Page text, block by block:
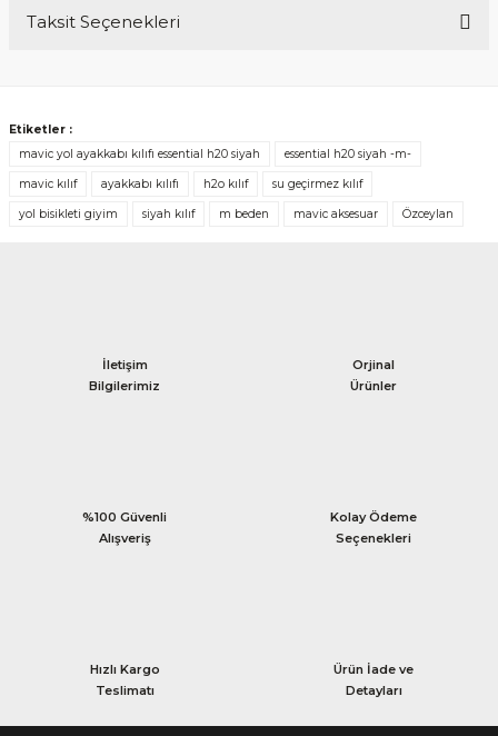
Taksit Seçenekleri
Etiketler :
mavic yol ayakkabı kılıfı essential h20 siyah
essential h20 siyah -m-
mavic kılıf ayakkabı kılıfı h2o kılıf su geçirmez kılıf
yol bisikleti giyim siyah kılıf m beden mavic aksesuar Özceylan
İletişim
Bilgilerimiz
Orjinal
Ürünler
%100 Güvenli
Alışveriş
Kolay Ödeme
Seçenekleri
Hızlı Kargo
Teslimatı
Ürün İade ve
Detayları